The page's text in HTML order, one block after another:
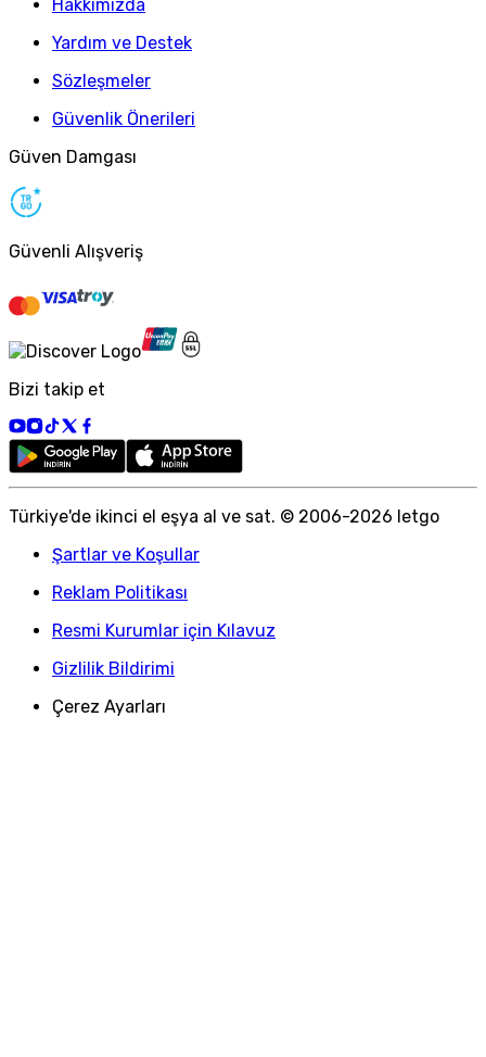
Hakkımızda
Yardım ve Destek
Sözleşmeler
Güvenlik Önerileri
Güven Damgası
Güvenli Alışveriş
Bizi takip et
Türkiye'de ikinci el eşya al ve sat. © 2006-2026 letgo
Şartlar ve Koşullar
Reklam Politikası
Resmi Kurumlar için Kılavuz
Gizlilik Bildirimi
Çerez Ayarları